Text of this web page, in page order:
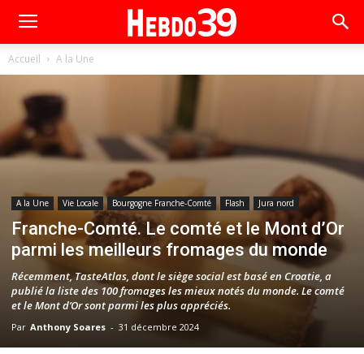
Accueil A la Une
A la Une Vie Locale Bourgogne Franche-Comté Flash Jura nord
Franche-Comté. Le comté et le Mont d’Or
parmi les meilleurs fromages du monde
Récemment, TasteAtlas, dont le siège social est basé en Croatie, a
publié la liste des 100 fromages les mieux notés du monde. Le comté
et le Mont d’Or sont parmi les plus appréciés.
Par Anthony Soares - 31 décembre 2024